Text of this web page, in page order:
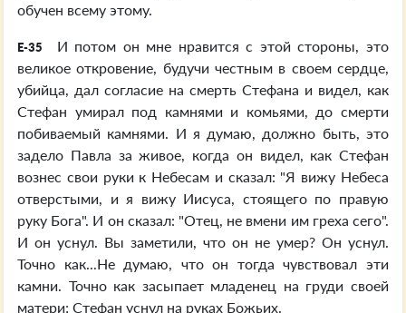
обучен всему этому.
E-35
И потом он мне нравится с этой стороны, это
великое откровение, будучи честным в своем сердце,
убийца, дал согласие на смерть Стефана и видел, как
Стефан умирал под камнями и комьями, до смерти
побиваемый камнями. И я думаю, должно быть, это
задело Павла за живое, когда он видел, как Стефан
вознес свои руки к Небесам и сказал: "Я вижу Небеса
отверстыми, и я вижу Иисуса, стоящего по правую
руку Бога". И он сказал: "Отец, не вмени им греха сего".
И он уснул. Вы заметили, что он не умер? Он уснул.
Точно как...Не думаю, что он тогда чувствовал эти
камни. Точно как засыпает младенец на груди своей
матери; Стефан уснул на руках Божьих.